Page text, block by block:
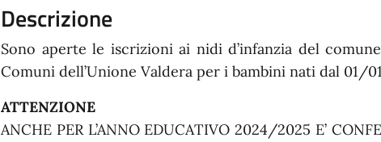
Descrizione
Sono aperte le iscrizioni ai nidi d’infanzia del
Comuni dell’Unione Valdera per i bambini nati dal
ATTENZIONE
ANCHE PER L’ANNO EDUCATIVO 2024/2025 E’